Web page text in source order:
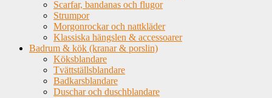
Scarfar, bandanas och flugor
Strumpor
Morgonrockar och nattkläder
Klassiska hängslen & accessoarer
Badrum & kök (kranar & porslin)
Köksblandare
Tvättställsblandare
Badkarsblandare
Duschar och duschblandare